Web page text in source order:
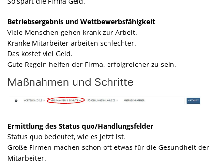
Betriebsergebnis und Wettbewerbsfähigkeit
Viele Menschen gehen krank zur Arbeit.
Kranke Mitarbeiter arbeiten schlechter.
Das kostet viel Geld.
Gute Regeln helfen der Firma, erfolgreicher zu sein.
Maßnahmen und Schritte
Ermittlung des Status quo/Handlungsfelder
Status quo bedeutet, wie es jetzt ist.
Große Firmen machen schon oft etwas für die Gesundheit der
Mitarbeiter.